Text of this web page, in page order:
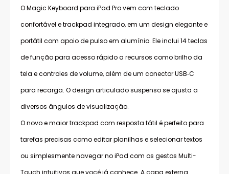
O Magic Keyboard para iPad Pro vem com teclado
confortável e trackpad integrado, em um design elegante e
portátil com apoio de pulso em alumínio. Ele inclui 14 teclas
de função para acesso rápido a recursos como brilho da
tela e controles de volume, além de um conector USB‑C
para recarga. O design articulado suspenso se ajusta a
diversos ângulos de visualização.
O novo e maior trackpad com resposta tátil é perfeito para
tarefas precisas como editar planilhas e selecionar textos
ou simplesmente navegar no iPad com os gestos Multi-